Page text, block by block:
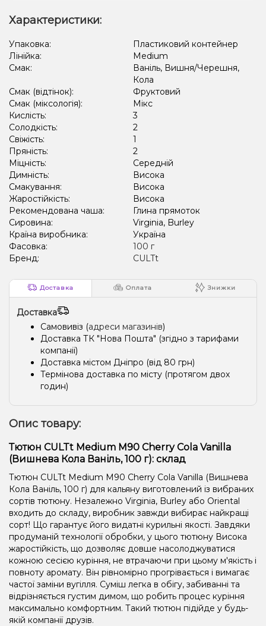
Полуниця, Пиріг/Кондитерка, Чізкейк
Амарето, Лимон, Пиріг/Кондитерка
Апельсин, Грейпфрут Кавун, Ягоди
Характеристики:
Упаковка:
Пластиковий контейнер
Лінійка:
Medium
Смак:
Ваніль, Вишня/Черешня,
Кола
Смак (відтінок):
Фруктовий
Смак (міксологія):
Мікс
Кислість:
3
Солодкість:
2
Свіжість:
1
Пряність:
2
Міцність:
Середній
Димність:
Висока
Смакування:
Висока
Жаростійкість:
Висока
Рекомендована чаша:
Глина прямоток
Сировина:
Virginia, Burley
Країна виробника:
Україна
Фасовка:
100 г
Бренд:
CULTt
Доставка Оплата Знижки
Доставка
Самовивіз (адреси магазинів)
Доставка ТК "Нова Пошта" (згідно з тарифами
компанії)
Доставка містом Дніпро (від 80 грн)
Термінова доставка по місту (протягом двох
годин)
Опис товару:
Тютюн CULTt Medium M90 Cherry Cola Vanilla
(Вишнева Кола Ваніль, 100 г): склад
Тютюн CULTt Medium M90 Cherry Cola Vanilla (Вишнева
Кола Ваніль, 100 г) для кальяну виготовлений із вибраних
сортів тютюну. Незалежно Virginia, Burley або Oriental
входить до складу, виробник завжди вибирає найкращі
сорт! Що гарантує його видатні курильні якості. Завдяки
продуманій технології обробки, у цього тютюну Висока
жаростійкість, що дозволяє довше насолоджуватися
кожною сесією куріння, не втрачаючи при цьому м'якість і
повноту аромату. Він рівномірно прогрівається і вимагає
частої заміни вугілля. Суміш легка в обігу, забиванні та
відрізняється густим димом, що робить процес куріння
максимально комфортним. Такий тютюн підійде у будь-
якій компанії друзів.